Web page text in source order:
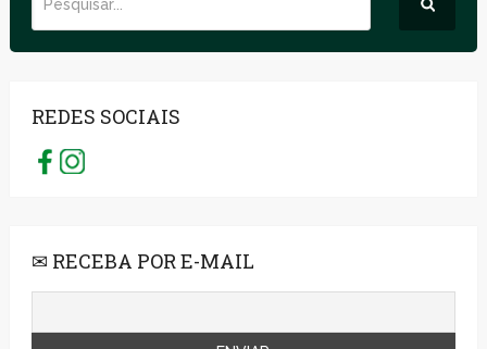
REDES SOCIAIS
✉ RECEBA POR E-MAIL